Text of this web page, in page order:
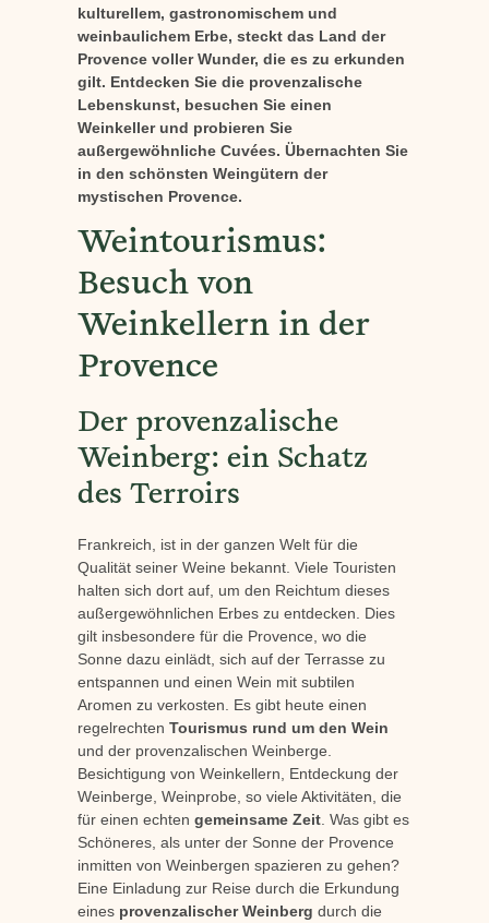
kulturellem, gastronomischem und
weinbaulichem Erbe, steckt das Land der
Provence voller Wunder, die es zu erkunden
gilt. Entdecken Sie die provenzalische
Lebenskunst, besuchen Sie einen
Weinkeller und probieren Sie
außergewöhnliche Cuvées. Übernachten Sie
in den schönsten Weingütern der
mystischen Provence.
Weintourismus:
Besuch von
Weinkellern in der
Provence
Der provenzalische
Weinberg: ein Schatz
des Terroirs
Frankreich, ist in der ganzen Welt für die
Qualität seiner Weine bekannt. Viele Touristen
halten sich dort auf, um den Reichtum dieses
außergewöhnlichen Erbes zu entdecken. Dies
gilt insbesondere für die Provence, wo die
Sonne dazu einlädt, sich auf der Terrasse zu
entspannen und einen Wein mit subtilen
Aromen zu verkosten. Es gibt heute einen
regelrechten Tourismus rund um den Wein
und der provenzalischen Weinberge.
Besichtigung von Weinkellern, Entdeckung der
Weinberge, Weinprobe, so viele Aktivitäten, die
für einen echten gemeinsame Zeit. Was gibt es
Schöneres, als unter der Sonne der Provence
inmitten von Weinbergen spazieren zu gehen?
Eine Einladung zur Reise durch die Erkundung
eines provenzalischer Weinberg durch die